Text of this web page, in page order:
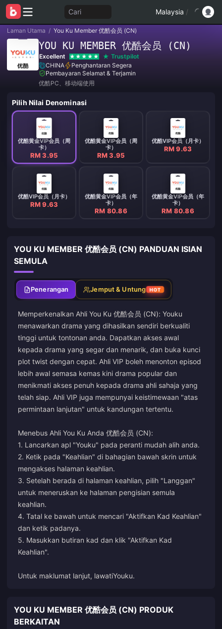
Cari Malaysia /
Laman Utama / You Ku Member 优酷会员 (CN)
YOU KU MEMBER 优酷会员 (CN)
Excellent
Trustpilot
CHINA
Penghantaran Segera
Pembayaran Selamat & Terjamin
优酷PC、移动端使用
Pilih Nilai Denominasi
优酷黄金VIP会员（周
卡）
RM 3.95
优酷黄金VIP会员（周
卡）
RM 3.95
优酷VIP会员（月卡）
RM 9.63
优酷VIP会员（月卡）
RM 9.63
优酷黄金VIP会员（年
卡）
RM 80.86
优酷黄金VIP会员（年
卡）
RM 80.86
YOU KU MEMBER 优酷会员 (CN) PANDUAN ISIAN
SEMULA
Penerangan Jemput & Untung HOT
Memperkenalkan Ahli You Ku 优酷会员 (CN): Youku
menawarkan drama yang dihasilkan sendiri berkualiti
tinggi untuk tontonan anda. Dapatkan akses awal
kepada drama yang segar dan menarik, dan buka kunci
plot twist dengan cepat. Ahli VIP boleh menonton episod
lebih awal semasa kemas kini drama popular dan
menikmati akses penuh kepada drama ahli sahaja yang
telah siap. Ahli VIP juga mempunyai keistimewaan "atas
permintaan lanjutan" untuk kandungan tertentu.
Menebus Ahli You Ku Anda 优酷会员 (CN):
1. Lancarkan apl "Youku" pada peranti mudah alih anda.
2. Ketik pada "Keahlian" di bahagian bawah skrin untuk
mengakses halaman keahlian.
3. Setelah berada di halaman keahlian, pilih "Langgan"
untuk meneruskan ke halaman pengisian semula
keahlian.
4. Tatal ke bawah untuk mencari "Aktifkan Kad Keahlian"
dan ketik padanya.
5. Masukkan butiran kad dan klik "Aktifkan Kad
Keahlian".
Untuk maklumat lanjut, lawatiYouku.
YOU KU MEMBER 优酷会员 (CN) PRODUK
BERKAITAN